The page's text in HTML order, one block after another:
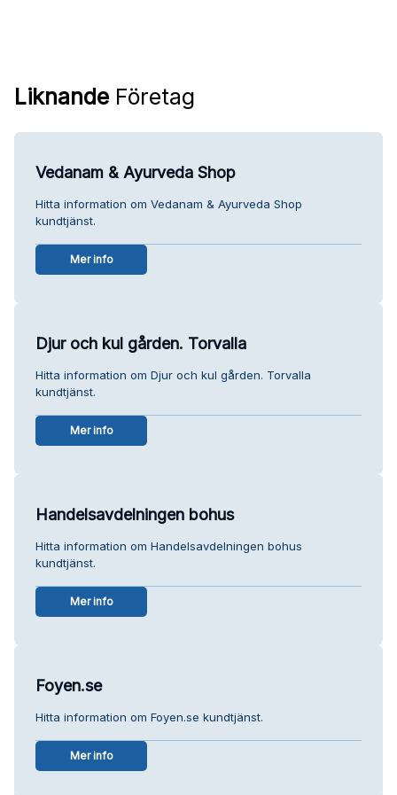
Liknande Företag
Vedanam & Ayurveda Shop
Hitta information om Vedanam & Ayurveda Shop
kundtjänst.
Mer info
Djur och kul gården. Torvalla
Hitta information om Djur och kul gården. Torvalla
kundtjänst.
Mer info
Handelsavdelningen bohus
Hitta information om Handelsavdelningen bohus
kundtjänst.
Mer info
Foyen.se
Hitta information om Foyen.se kundtjänst.
Mer info